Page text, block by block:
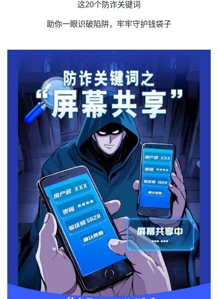
这20个防诈关键词
助你一眼识破陷阱，牢牢守护钱袋子